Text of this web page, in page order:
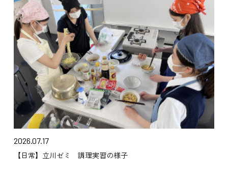
2026.07.17
【日常】立川ゼミ 調理実習の様子